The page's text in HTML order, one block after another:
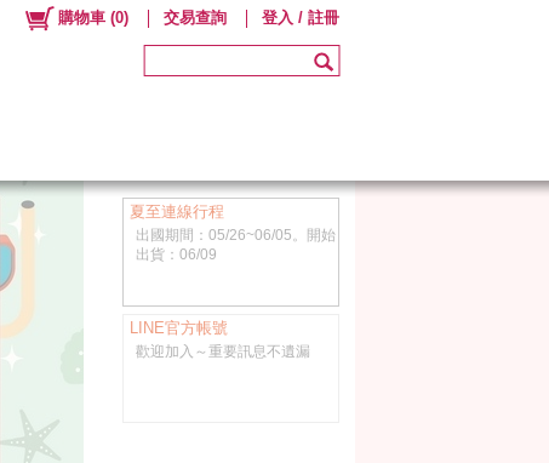
購物車 (0) 交易查詢 登入 / 註冊
夏至連線行程
出國期間：05/26~06/05。開始
出貨：06/09
LINE官方帳號
歡迎加入～重要訊息不遺漏